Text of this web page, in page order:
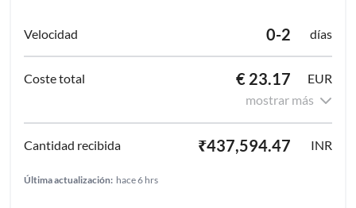
0-2 días
€ 23.17
EUR
mostrar más
₹437,594.47 INR
Última actualización: hace 6 hrs